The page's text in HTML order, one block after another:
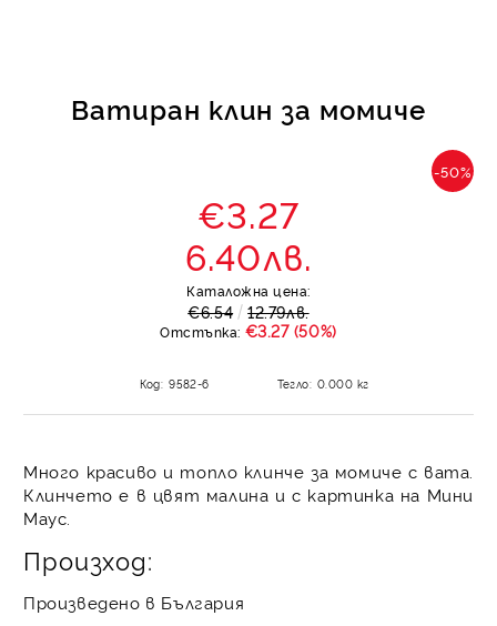
Ватиран клин за момиче
-50%
€3.27
6.40лв.
Каталожна цена:
€6.54 12.79лв.
Отстъпка: €3.27 (50%)
Код: 9582-6 Тегло: 0.000 кг
Много красиво и топло клинче за момиче с вата.
Клинчето е в цвят малина и с картинка на Мини
Маус.
Произход:
Произведено в България